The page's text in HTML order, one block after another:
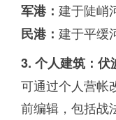
军港： 建于陡峭
民港： 建于平缓
3. 个人建筑：伏
可通过个人营帐
前编辑，包括战